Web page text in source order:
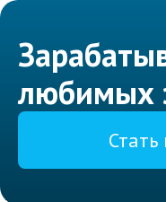
любимых